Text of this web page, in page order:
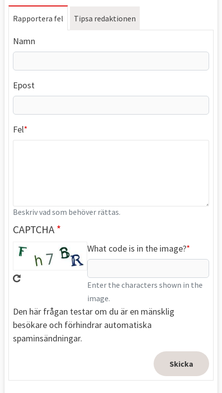
Rapportera fel Tipsa redaktionen
Namn
Epost
Fel
Beskriv vad som behöver rättas.
CAPTCHA
What code is in the image?
Enter the characters shown in the
image.
Den här frågan testar om du är en mänsklig
besökare och förhindrar automatiska
spaminsändningar.